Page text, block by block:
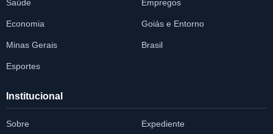
Saúde Empregos
Economia Goiás e Entorno
Minas Gerais Brasil
Esportes
Institucional
Sobre Expediente